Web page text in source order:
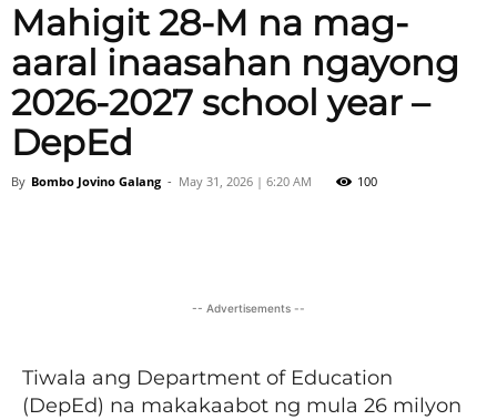
Mahigit 28-M na mag-
aaral inaasahan ngayong
2026-2027 school year –
DepEd
By Bombo Jovino Galang - May 31, 2026 | 6:20 AM 100
-- Advertisements --
Tiwala ang Department of Education
(DepEd) na makakaabot ng mula 26 milyon